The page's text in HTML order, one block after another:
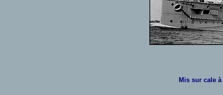
Mis sur cale